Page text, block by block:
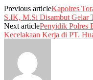
Previous articleKapolres
S.IK, M.Si Disambut Gelar
Next articlePenyidik Polres
Kecelakaan Kerja di PT.